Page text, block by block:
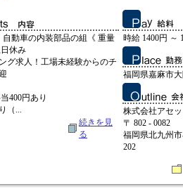
自動車の内装部品の組《 重量
休み
グ求人！工場未経験からのチ
400円あり
（...
続きを見
る
時給 1400円 ～
福岡県嘉麻市
株式会社アセ
〒 802 - 0082
福岡県北九州
202